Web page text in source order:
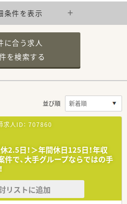
条件を表示
に合う求人
を検索する
並び順
求人ID： 707860
2.5日！＞年間休日125日！年収
で、大手グループならではの手
リストに追加